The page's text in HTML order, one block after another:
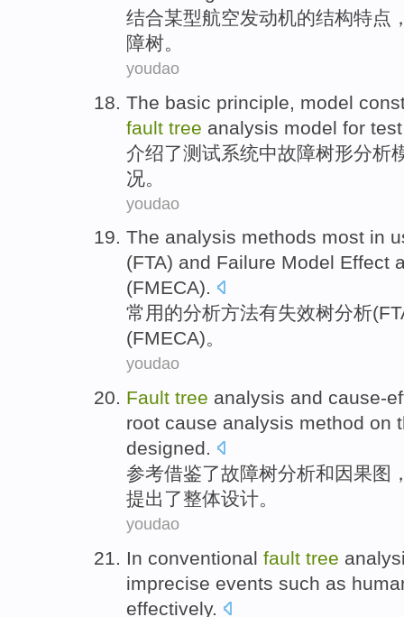
结合某型航空发动机的结构特点
障树。
youdao
The basic principle model
fault tree analysis model for test
介绍了测试系统中故障树形分析
况。
youdao
The analysis methods most in
(FTA) and Failure Model Effect
(FMECA).
常用的分析方法有失效树分析(
(FMECA)。
youdao
Fault tree analysis and cause-
root cause analysis method on
designed.
参考借鉴了故障树分析和 因果图
提出了整体设计。
youdao
In conventional fault tree
imprecise events such as
effectively.